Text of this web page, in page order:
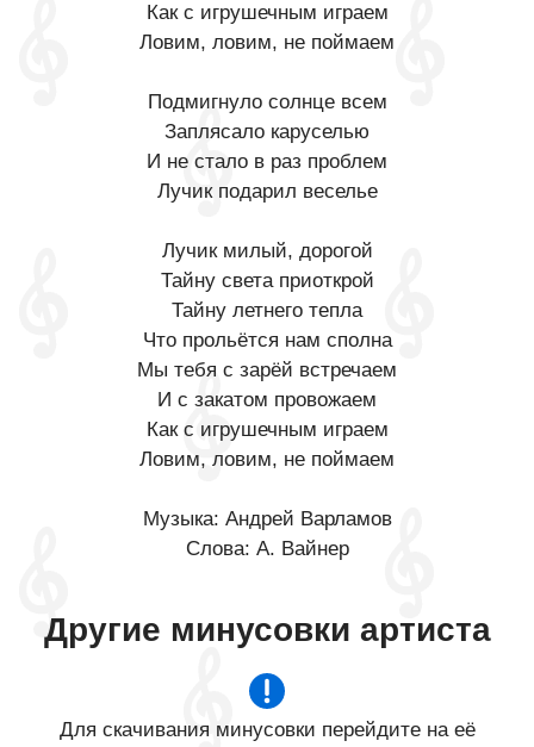
Как с игрушечным играем
Ловим, ловим, не поймаем
Подмигнуло солнце всем
Заплясало каруселью
И не стало в раз проблем
Лучик подарил веселье
Лучик милый, дорогой
Тайну света приоткрой
Тайну летнего тепла
Что прольётся нам сполна
Мы тебя с зарёй встречаем
И с закатом провожаем
Как с игрушечным играем
Ловим, ловим, не поймаем
Музыка: Андрей Варламов
Слова: А. Вайнер
Другие минусовки артиста
Для скачивания минусовки перейдите на её